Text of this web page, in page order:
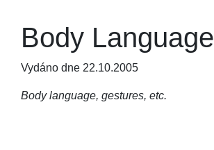
Body Language
Vydáno dne 22.10.2005
Body language, gestures, etc.